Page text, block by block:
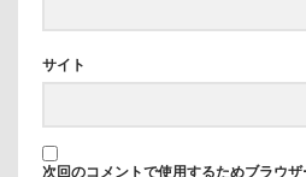
サイト
次回のコメントで使用するためブラウ